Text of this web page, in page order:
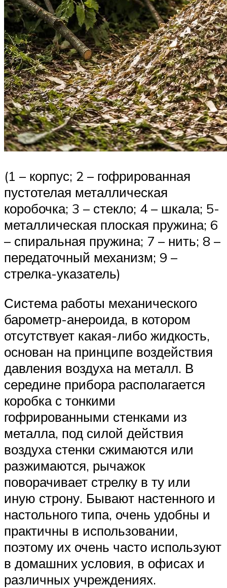
(1 – корпус; 2 – гофрированная
пустотелая металлическая
коробочка; 3 – стекло; 4 – шкала; 5-
металлическая плоская пружина; 6
– спиральная пружина; 7 – нить; 8 –
передаточный механизм; 9 –
стрелка-указатель)
Система работы механического
барометр-анероида, в котором
отсутствует какая-либо жидкость,
основан на принципе воздействия
давления воздуха на металл. В
середине прибора располагается
коробка с тонкими
гофрированными стенками из
металла, под силой действия
воздуха стенки сжимаются или
разжимаются, рычажок
поворачивает стрелку в ту или
иную строну. Бывают настенного и
настольного типа, очень удобны и
практичны в использовании,
поэтому их очень часто используют
в домашних условия, в офисах и
различных учреждениях.